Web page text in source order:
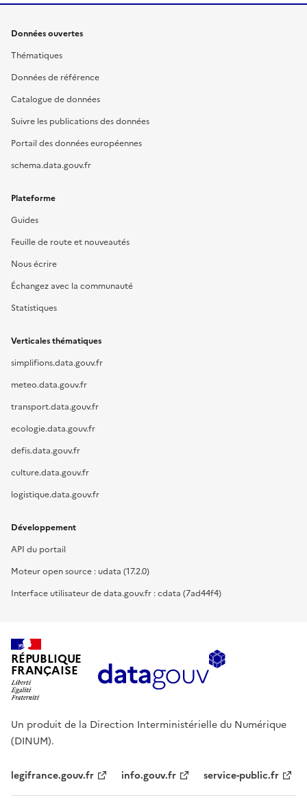
Données ouvertes
Thématiques
Données de référence
Catalogue de données
Suivre les publications des données
Portail des données européennes
schema.data.gouv.fr
Plateforme
Guides
Feuille de route et nouveautés
Nous écrire
Échangez avec la communauté
Statistiques
Verticales thématiques
simplifions.data.gouv.fr
meteo.data.gouv.fr
transport.data.gouv.fr
ecologie.data.gouv.fr
defis.data.gouv.fr
culture.data.gouv.fr
logistique.data.gouv.fr
Développement
API du portail
Moteur open source : udata (17.2.0)
Interface utilisateur de data.gouv.fr : cdata (7ad44f4)
RÉPUBLIQUE
FRANÇAISE
Un produit de la Direction Interministérielle du Numérique
(DINUM).
legifrance.gouv.fr info.gouv.fr service-public.fr